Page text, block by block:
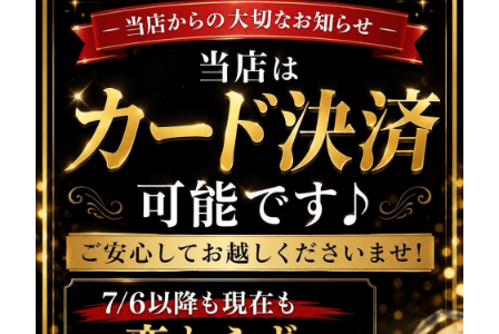
より公式LINEの配信ができ
ませんでした
いつも配信を楽しみにしてくださっている皆様には、
ご迷惑をおかけし誠に申し訳ございません。
本日の営業情報・出勤情報は、
こちらでご案内させていた
だきます
━━━━━━━━━━━━━━━
vivienne（ヴィヴィア
ン）池袋西口店